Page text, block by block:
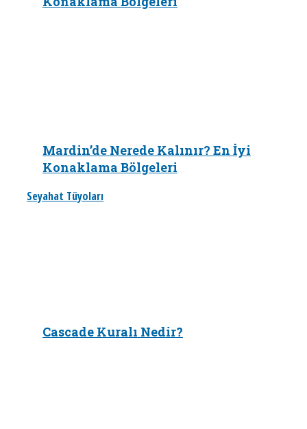
Mardin’de Nerede Kalınır? En İyi
Konaklama Bölgeleri
Seyahat Tüyoları
Cascade Kuralı Nedir?